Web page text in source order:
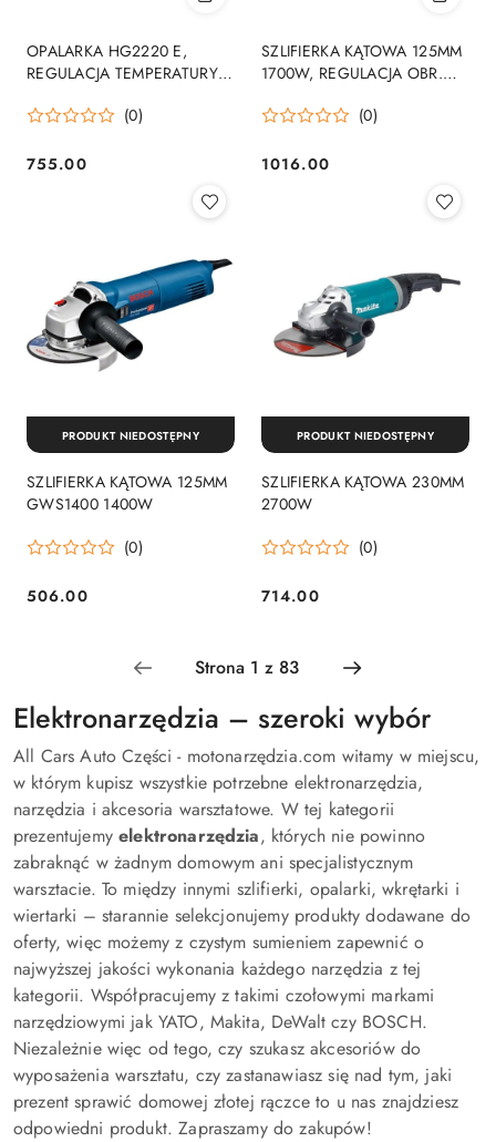
OPALARKA HG2220 E,
REGULACJA TEMPERATURY
(0)
Cena:
755.00
SZLIFIERKA KĄTOWA 125MM
1700W, REGULACJA OBR.
(0)
Cena:
1016.00
SZLIFIERKA KĄTOWA 125MM
GWS1400 1400W
(0)
Cena:
506.00
PRODUKT NIEDOSTĘPNY
SZLIFIERKA KĄTOWA 230MM
2700W
(0)
Cena:
714.00
PRODUKT NIEDOSTĘPNY
Elektronarzędzia – szeroki wybór
All Cars Auto Części - motonarzędzia.com witamy w miejscu,
w którym kupisz wszystkie potrzebne elektronarzędzia,
narzędzia i akcesoria warsztatowe. W tej kategorii
prezentujemy elektronarzędzia, których nie powinno
zabraknąć w żadnym domowym ani specjalistycznym
warsztacie. To między innymi szlifierki, opalarki, wkrętarki i
wiertarki – starannie selekcjonujemy produkty dodawane do
oferty, więc możemy z czystym sumieniem zapewnić o
najwyższej jakości wykonania każdego narzędzia z tej
kategorii. Współpracujemy z takimi czołowymi markami
narzędziowymi jak YATO, Makita, DeWalt czy BOSCH.
Niezależnie więc od tego, czy szukasz akcesoriów do
wyposażenia warsztatu, czy zastanawiasz się nad tym, jaki
prezent sprawić domowej złotej rączce to u nas znajdziesz
odpowiedni produkt. Zapraszamy do zakupów!